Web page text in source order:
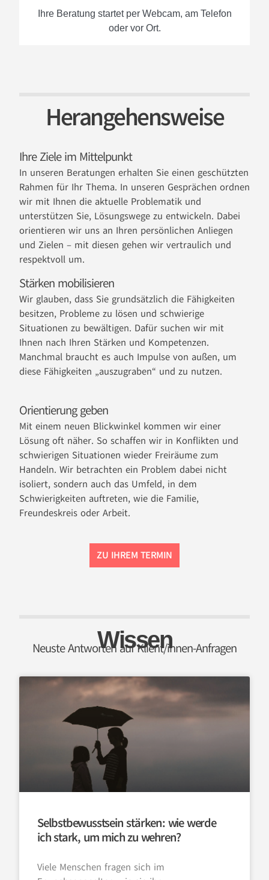
Ihre Beratung startet per Webcam, am Telefon
oder vor Ort.
Herangehens­weise
Ihre Ziele im Mittelpunkt
In unseren Beratungen erhalten Sie einen geschützten
Rahmen für Ihr Thema. In unseren Gesprächen ordnen
wir mit Ihnen die aktuelle Problematik und
unterstützen Sie, Lösungswege zu entwickeln. Dabei
orientieren wir uns an Ihren persönlichen Anliegen
und Zielen – mit diesen gehen wir vertraulich und
respektvoll um.
Stärken mobilisieren
Wir glauben, dass Sie grundsätzlich die Fähigkeiten
besitzen, Probleme zu lösen und schwierige
Situationen zu bewältigen. Dafür suchen wir mit
Ihnen nach Ihren Stärken und Kompetenzen.
Manchmal braucht es auch Impulse von außen, um
diese Fähigkeiten „auszugraben“ und zu nutzen.
Orientierung geben
Mit einem neuen Blickwinkel kommen wir einer
Lösung oft näher. So schaffen wir in Konflikten und
schwierigen Situationen wieder Freiräume zum
Handeln. Wir betrachten ein Problem dabei nicht
isoliert, sondern auch das Umfeld, in dem
Schwierigkeiten auftreten, wie die Familie,
Freundeskreis oder Arbeit.
ZU IHREM TERMIN
Wissen
Neuste Antworten auf Klient/innen-Anfragen
Selbstbewusstsein stärken: wie werde
ich stark, um mich zu wehren?
Viele Menschen fragen sich im